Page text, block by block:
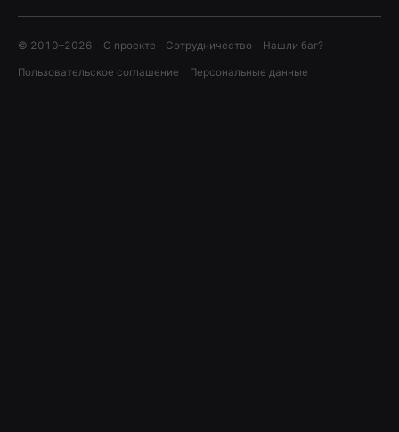
© 2010–2026 О проекте Сотрудничество Нашли баг?
Пользовательское соглашение Персональные данные